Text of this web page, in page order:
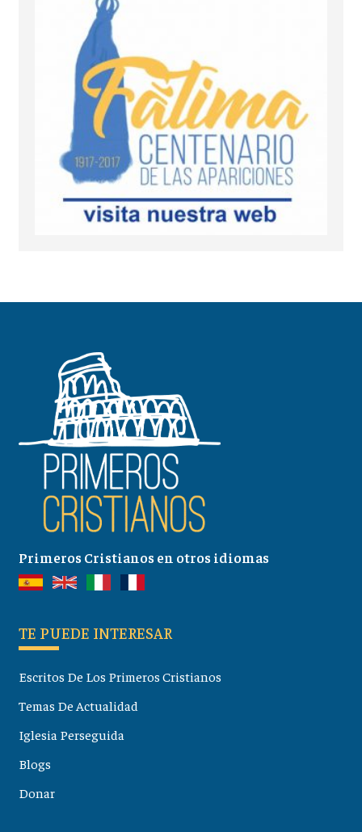
Primeros Cristianos en otros idiomas
TE PUEDE INTERESAR
Escritos De Los Primeros Cristianos
Temas De Actualidad
Iglesia Perseguida
Blogs
Donar